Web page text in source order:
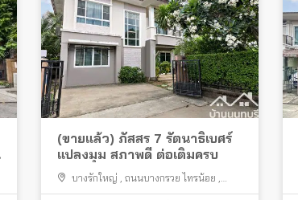
(ขายแล้ว) ภัสสร 7 รัตนาธิเบศร์
แปลงมุม สภาพดี ต่อเติมครบ
บางรักใหญ่ ถนนบางกรวย ไทรน้อย
บางบัวทอง